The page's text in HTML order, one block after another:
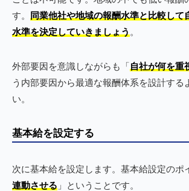
す。
同業他社や地域の報酬水準と比較して
水準を決定していきましょう 。
外部要因を意識しながらも「自社が何を重
う内部要因から最適な報酬体系を設計する
い。
基本給を設定する
次に基本給を設定します。基本給設定のポ
連動させる 」ということです。